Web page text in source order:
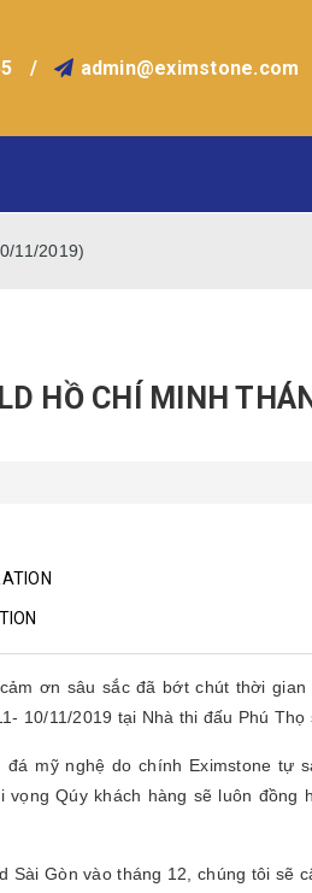
/ admin@eximstone.com
11/2019)
HỒ CHÍ MINH
ơn sâu sắc đã bớt chút thời
10/11/2019 tại Nhà thi đấu Phú Thọ
mỹ nghệ do chính Eximstone tự
Qúy khách hàng sẽ luôn đồng
Sài Gòn vào tháng 12, chúng tôi sẽ